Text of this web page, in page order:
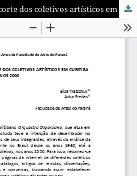
Orquestra Organismo: um recorte dos coletivos artí­sticos em Curitiba nos anos 2000.